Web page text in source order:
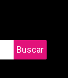
Buscar